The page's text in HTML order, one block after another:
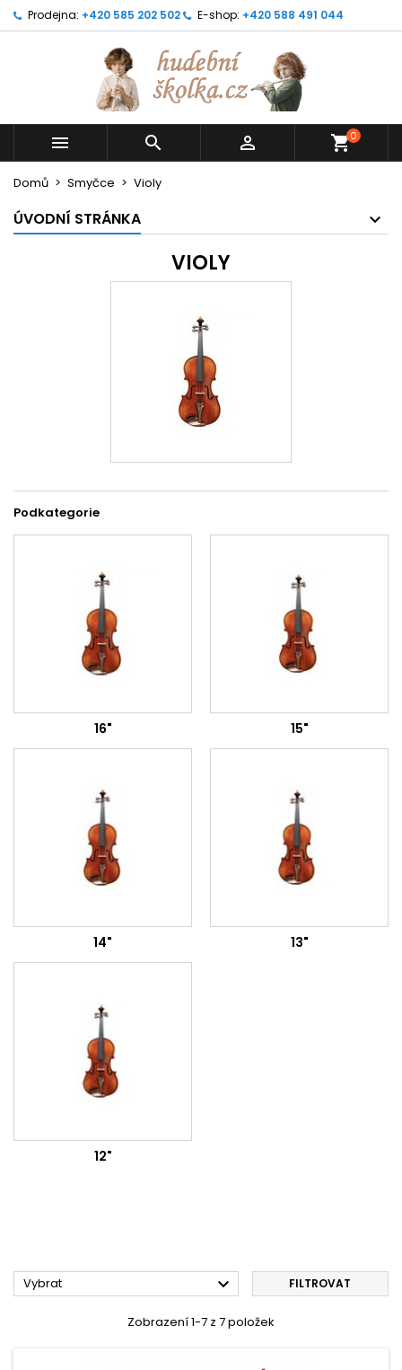
Prodejna: +420 585 202 502 E-shop: +420 588 491 044
   shopping_cart0
Domů Smyčce Violy
ÚVODNÍ STRÁNKA
VIOLY
Podkategorie
16" 15"
14" 13"
12"
Vybrat  FILTROVAT
Zobrazení 1-7 z 7 položek